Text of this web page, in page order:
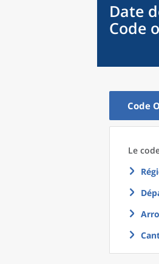
Date
Code
Code
Le